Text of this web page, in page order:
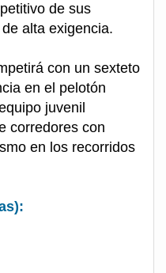
de sus
alta exigencia.
con un sexteto
en el pelotón
juvenil
corredores con
en los recorridos